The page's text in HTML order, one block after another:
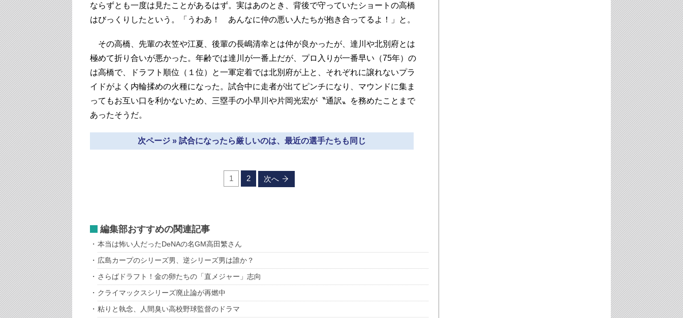
ならずとも一度は見たことがあるはず。実はあのとき、背後で守っていたショートの高橋
はびっくりしたという。「うわあ！ あんなに仲の悪い人たちが抱き合ってるよ！」と。
その高橋、先輩の衣笠や江夏、後輩の長嶋清幸とは仲が良かったが、達川や北別府とは
極めて折り合いが悪かった。年齢では達川が一番上だが、プロ入りが一番早い（75年）の
は高橋で、ドラフト順位（１位）と一軍定着では北別府が上と、それぞれに譲れないプラ
イドがよく内輪揉めの火種になった。試合中に走者が出てピンチになり、マウンドに集ま
ってもお互い口を利かないため、三塁手の小早川や片岡光宏が〝通訳〟を務めたことまで
あったそうだ。
次ページ » 試合になったら厳しいのは、最近の選手たちも同じ
1 2 次へ
編集部おすすめの関連記事
本当は怖い人だったDeNAの名GM高田繁さん
広島カープのシリーズ男、逆シリーズ男は誰か？
さらばドラフト！金の卵たちの「直メジャー」志向
クライマックスシリーズ廃止論が再燃中
粘りと執念、人間臭い高校野球監督のドラマ